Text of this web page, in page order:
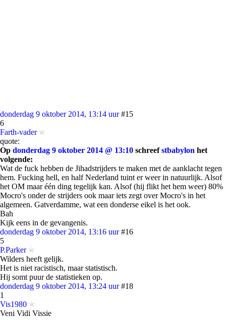
donderdag 9 oktober 2014, 13:14 uur #15
6
Farth-vader
quote:
Op donderdag 9 oktober 2014 @ 13:10 schreefstbabylon het
volgende:
Wat de fuck hebben de Jihadstrijders te maken met de aanklacht tegen
hem. Fucking hell, en half Nederland tuint er weer in natuurlijk. Alsof
het OM maar één ding tegelijk kan. Alsof (hij flikt het hem weer) 80%
Mocro's onder de strijders ook maar iets zegt over Mocro's in het
algemeen. Gatverdamme, wat een donderse eikel is het ook.
Bah
Kijk eens in de gevangenis.
donderdag 9 oktober 2014, 13:16 uur #16
5
P.Parker
Wilders heeft gelijk.
Het is niet racistisch, maar statistisch.
Hij somt puur de statistieken op.
donderdag 9 oktober 2014, 13:24 uur #18
1
Vis1980
Veni Vidi Vissie